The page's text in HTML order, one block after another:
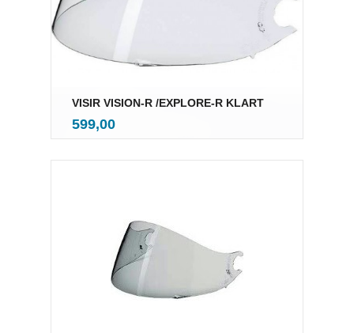
VISIR VISION-R /EXPLORE-R KLART
Pris
599,00mva.